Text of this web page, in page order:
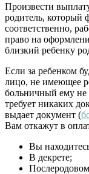
Произвести
родитель, который
соответственно,
право на
близкий ребенку
Если за ребенком
лицо, не имеющее
больничный ему не
требует никаких
выдает документ (
Вам откажут в
Вы
В декрете;